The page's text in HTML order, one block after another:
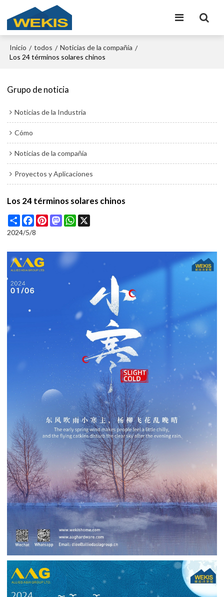
Inicio / todos / Noticias de la compañía /
Los 24 términos solares chinos
Grupo de noticia
Noticias de la Industria
Cómo
Noticias de la compañía
Proyectos y Aplicaciones
Los 24 términos solares chinos
ShareFacebookPinterest
MastodonWhatsApp
2024/5/8